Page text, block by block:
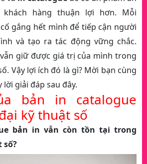
hàng thuận lợi hơn. Mỗi
gắng hết mình để tiếp cận người
và tạo ra tác động vững chắc.
giữ được giá trị của mình trong
Vậy lợi ích đó là gì? Mời bạn cùng
giải đáp sau đây.
bản in catalogue
kỹ thuật số
bản in vẫn còn tồn tại trong